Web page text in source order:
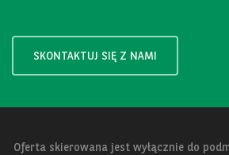
SKONTAKTUJ SIĘ Z NAMI
Oferta skierowana jest wyłącznie do